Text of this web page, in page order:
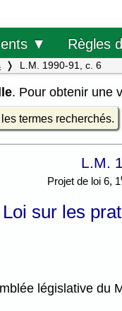
▼ Règles
L.M. 1990-91, c. 6
. Pour obtenir une
termes recherchés.
L.M.
Projet de loi 6, 1
Loi sur les
législative du